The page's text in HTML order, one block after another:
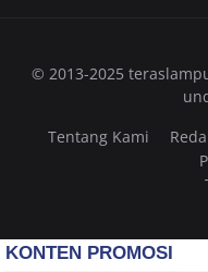
© 2013-2025
Tentang Kami